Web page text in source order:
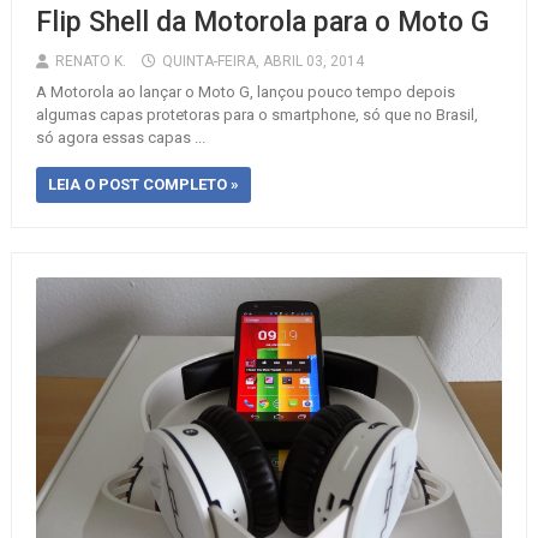
Flip Shell da Motorola para o Moto G
RENATO K. QUINTA-FEIRA, ABRIL 03, 2014
A Motorola ao lançar o Moto G, lançou pouco tempo depois
algumas capas protetoras para o smartphone, só que no Brasil,
só agora essas capas ...
LEIA O POST COMPLETO »